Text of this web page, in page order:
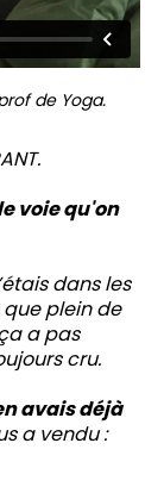
de Yoga.
voie qu'on
dans les
plein de
a pas
cru.
avais déjà
a vendu :